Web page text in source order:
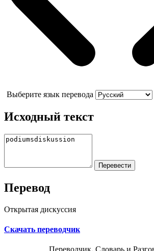
Выберите язык перевода
Исходный текст
Перевод
Открытая дискуссия
Скачать переводчик
Переводчик, Словарь и